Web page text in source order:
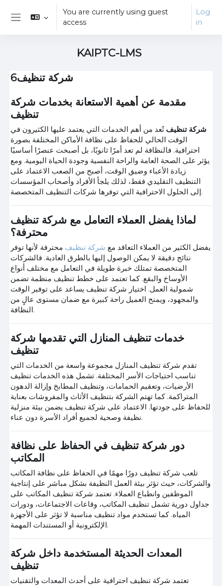
Skip to main content
You are currently using guest
access
Log
in
KAIPTC-LMS
شركة تنظيف6
مقدمة عن أهمية الاستعانة بخدمات شركة
تنظيف
شركة تنظيف تُعد من أهم الخدمات التي يعتمد عليها الكثيرون في
الوقت الحالي للحفاظ على نظافة الأماكن المختلفة بصورة
احترافية. فالنظافة لم تعد أمرًا ثانويًا، بل أصبحت عنصرًا أساسيًا
يؤثر على الصحة العامة والراحة النفسية وجودة الحياة اليومية. ومع
زيادة الأعباء وضيق الوقت، أصبح من الصعب الاعتماد على
التنظيف التقليدي فقط، لذلك يلجأ الأفراد وأصحاب المؤسسات
إلى الحلول الاحترافية التي توفرها شركات التنظيف المتخصصة.
لماذا يفضل العملاء التعامل مع شركة تنظيف
محترفة؟
يفضل الكثير من العملاء التعاقد مع شركة تنظيف محترفة لأنها توفر
نتائج دقيقة لا يمكن الوصول إليها بالطرق العادية. فالشركات
المتخصصة تمتلك خبرة طويلة في التعامل مع مختلف أنواع
الأوساخ والبقع. كما تعتمد على خطط تنظيف منظمة تضمن
شمولية العمل. اختيار شركة تنظيف يساعد على توفير الوقت
والمجهود، ويمنح العميل راحة كبيرة مع ضمان مستوى عالٍ من
النظافة.
خدمات تنظيف المنازل التي تقدمها شركة
تنظيف
تقدم شركة تنظيف المنازل مجموعة واسعة من الخدمات التي
تناسب احتياجات الأسر المختلفة. تشمل هذه الخدمات تنظيف
الأرضيات، وتعقيم الحمامات، وتنظيف المطابخ وإزالة الدهون
المتراكمة. كما تهتم الشركة بتنظيف الأثاث والمفروشات بعناية
للحفاظ على جودتها. الاعتماد على شركة تنظيف يضمن بيئة منزلية
نظيفة وصحية لجميع أفراد الأسرة دون عناء.
دور شركة تنظيف في الحفاظ على نظافة
المكاتب
تلعب شركة تنظيف دورًا مهمًا في الحفاظ على نظافة المكاتب
والشركات، حيث تؤثر بيئة العمل النظيفة بشكل مباشر على إنتاجية
الموظفين وانطباع العملاء. تعتمد شركة تنظيف المكاتب على
جداول دورية تشمل تنظيف المكاتب، وقاعات الاجتماعات، ودورات
المياه. كما تستخدم مواد تنظيف مناسبة لا تؤثر على الأجهزة
الإلكترونية أو المستندات المهمة.
المعدات الحديثة المستخدمة داخل شركة
تنظيف
تعتمد شركة تنظيف احترافية على أحدث المعدات والتقنيات